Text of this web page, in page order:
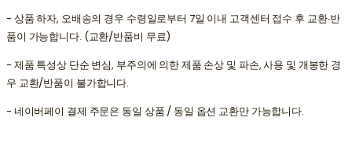
- 상품 하자, 오배송의 경우 수령일로부터 7일 이내 고객센터 접수 후 교환∙반
품이 가능합니다. (교환/반품비 무료)
- 제품 특성상 단순 변심, 부주의에 의한 제품 손상 및 파손, 사용 및 개봉한 경
우 교환/반품이 불가합니다.
- 네이버페이 결제 주문은 동일 상품 / 동일 옵션 교환만 가능합니다.